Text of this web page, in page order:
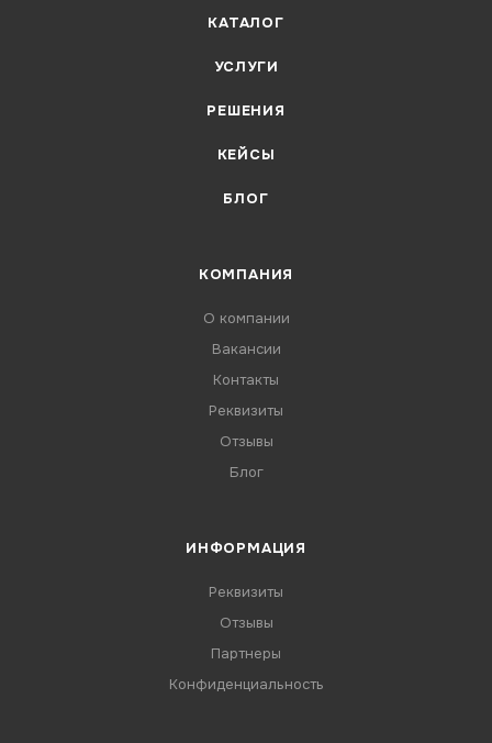
КАТАЛОГ
УСЛУГИ
РЕШЕНИЯ
КЕЙСЫ
БЛОГ
КОМПАНИЯ
О компании
Вакансии
Контакты
Реквизиты
Отзывы
Блог
ИНФОРМАЦИЯ
Реквизиты
Отзывы
Партнеры
Конфиденциальность